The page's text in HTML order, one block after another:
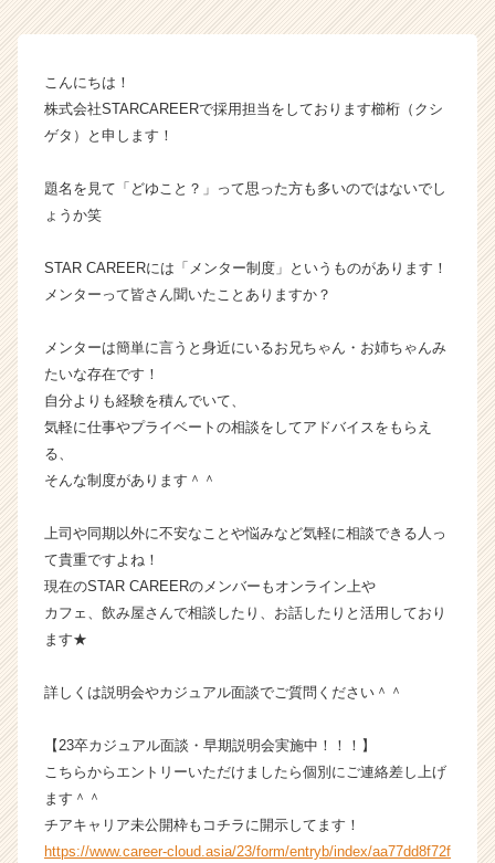
イ
ベ
ー・
成
企
ら
ス
ウ
が
就
活
ト
ア
ャ
ア
（C
こんにちは！
株式会社STARCAREERで採用担当をしております櫛桁（クシ
ゲタ）と申します！
題名を見て「どゆこと？」って思った方も多いのではないでし
ょうか笑
STAR CAREERには「メンター制度」というものがあります！
メンターって皆さん聞いたことありますか？
メンターは簡単に言うと身近にいるお兄ちゃん・お姉ちゃんみ
たいな存在です！
自分よりも経験を積んでいて、
気軽に仕事やプライベートの相談をしてアドバイスをもらえ
る、
そんな制度があります＾＾
上司や同期以外に不安なことや悩みなど気軽に相談できる人っ
て貴重ですよね！
現在のSTAR CAREERのメンバーもオンライン上や
カフェ、飲み屋さんで相談したり、お話したりと活用しており
ます★
詳しくは説明会やカジュアル面談でご質問ください＾＾
【23卒カジュアル面談・早期説明会実施中！！！】
こちらからエントリーいただけましたら個別にご連絡差し上げ
ます＾＾
チアキャリア未公開枠もコチラに開示してます！
https://www.career-cloud.asia/23/form/entryb/index/aa77dd8f72f